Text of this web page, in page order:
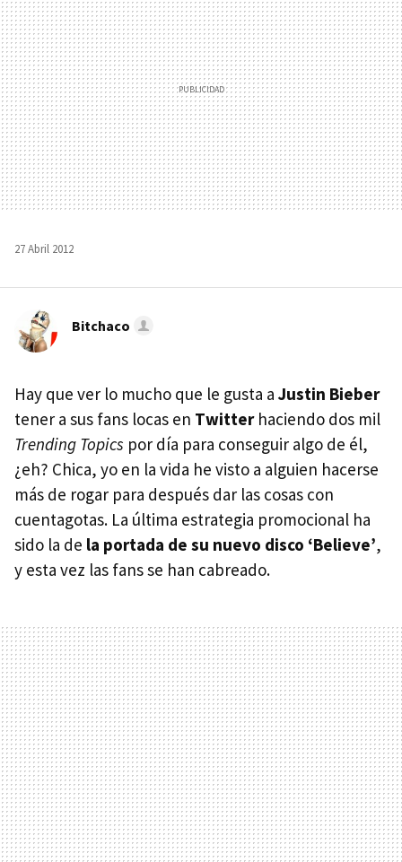
27 Abril 2012
Bitchaco
Hay que ver lo mucho que le gusta a Justin Bieber
tener a sus fans locas en Twitterhaciendo dos mil
Trending Topics por día para conseguir algo de él,
¿eh? Chica, yo en la vida he visto a alguien hacerse
más de rogar para después dar las cosas con
cuentagotas. La última estrategia promocional ha
sido la de la portada de su nuevo disco ‘Believe’,
y esta vez las fans se han cabreado.